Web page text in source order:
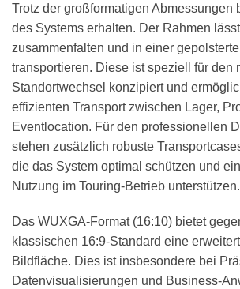
Trotz der großformatigen Abmessungen
des Systems erhalten. Der Rahmen
zusammenfalten und in einer
transportieren. Diese ist speziell für den
Standortwechsel konzipiert und
effizienten Transport zwischen Lager,
Eventlocation. Für den professionellen
stehen zusätzlich robuste
die das System optimal schützen und
Nutzung im Touring-Betrieb unterstützen.
Das WUXGA-Format (16:10) bietet
klassischen 16:9-Standard eine
Bildfläche. Dies ist insbesondere bei
Datenvisualisierungen und Business-